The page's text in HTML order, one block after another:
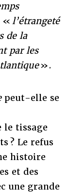
« l’étrangeté
de la
par les
».
peut-elle se
le tissage
? Le refus
histoire
et des
une grande